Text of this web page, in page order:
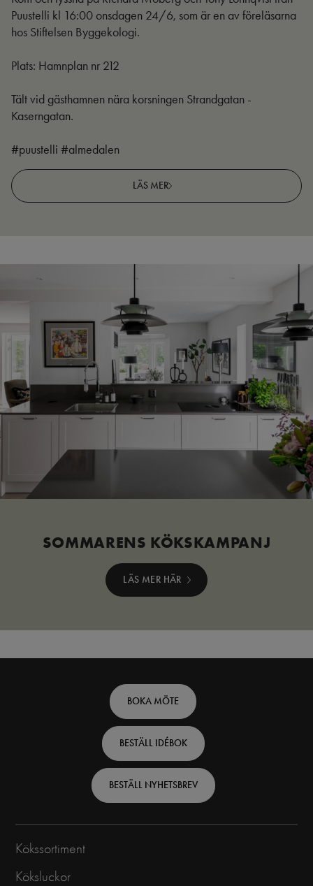
Puustelli kl 16:00 onsdagen 24/6, som är en av föreläsarna
hos Stiftelsen Byggekologi.
Plats: Hamnplan nr 212
Tält vid gästhamnen nära korsningen Strandgatan -
Kaserngatan.
#puustelli #almedalen
LÄS MER
SOMMARENS KÖKSKAMPANJ
LÄS MER HÄR
Swedish
BOKA MÖTE
BESTÄLL IDÉBOK
BESTÄLL NYHETSBREV
Kökssortiment
Köksluckor